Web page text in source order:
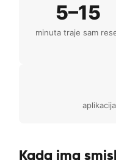
5–15
minuta traje sam
Kada ima